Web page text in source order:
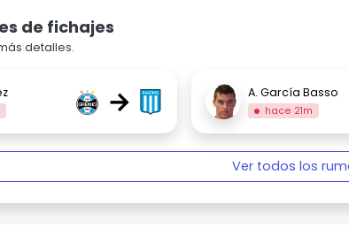
de fichajes
detalles.
→ A. García Basso
hace 21m
Ver todos los